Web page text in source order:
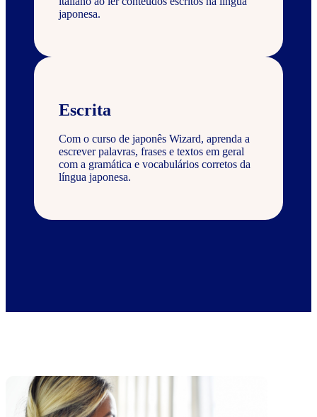
japonesa.
Escrita
Com o curso de japonês Wizard, aprenda a
escrever palavras, frases e textos em geral
com a gramática e vocabulários corretos da
língua japonesa.